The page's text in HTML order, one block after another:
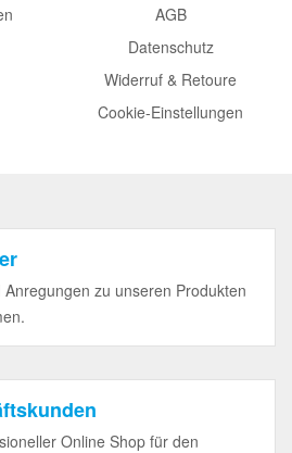
AGB
Datenschutz
Widerruf & Retoure
Cookie-Einstellungen
Anregungen zu unseren Produkten
Online Shop für den